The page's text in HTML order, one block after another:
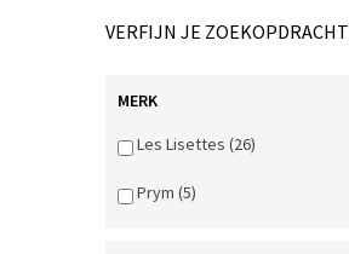
VERFIJN JE ZOEKOPDRACHT
MERK
Les Lisettes (26)
Prym (5)